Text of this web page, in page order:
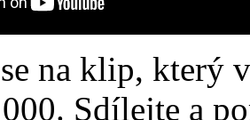
na klip, který
Sdílejte a